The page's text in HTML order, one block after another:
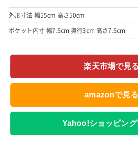
外形寸法 幅55cm 高さ50cm
ポケット内寸 幅7.5cm 奥行3cm 高さ7.5cm
楽天市場で見る
amazonで見る
Yahoo!ショッピング